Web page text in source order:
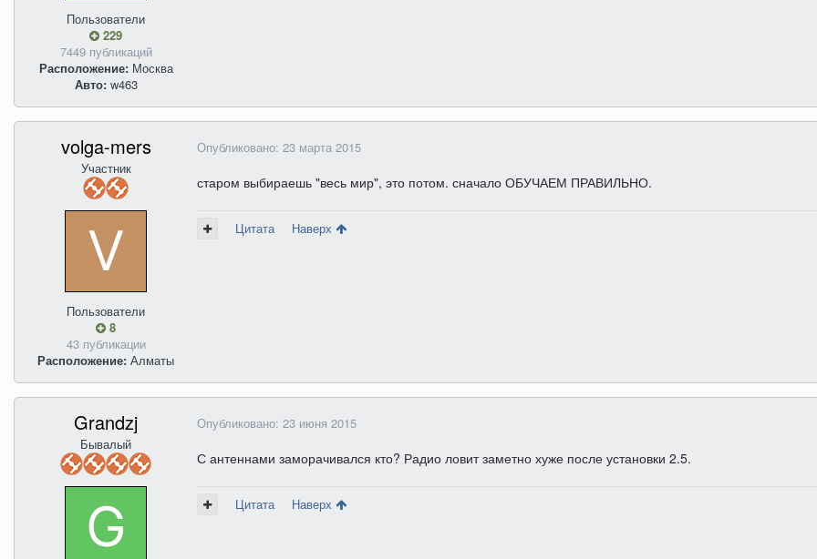
Пользователи
229
7449 публикаций
Расположение:Москва
Авто:w463
volga-mers
Участник
Пользователи
8
43 публикации
Расположение: Алматы
Опубликовано: 23 марта 2015
старом выбираешь "весь мир", это потом. сначало ОБУЧАЕМ ПРАВИЛЬНО.
Цитата Наверх
Grandzj
Бывалый
Опубликовано: 23 июня 2015
С антеннами заморачивался кто? Радио ловит заметно хуже после установки 2.5.
Цитата Наверх